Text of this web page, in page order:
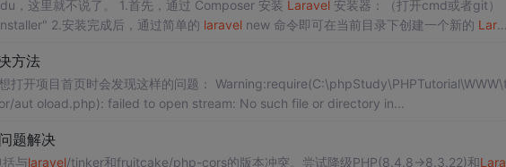
前提，本地得安装Composer，不会安装的baidu，这里就不说了。 1.首先，通过 Composer 安装 Laravel安装器：（打开cmd或者git）
/installer" 2.安装完成后，通过简单的 laravelnew 命令即可在当前目录下创建一个新的 Lara
方法
现这样的问题： Warning:require(C:\phpStudy\PHPTutorial\WWW\t
est\BSbackstage\backstage\public/../vendor/aut oload.php): failed to open stream: No such file or directory in...
题解决
与laravel/tinker和fruitcake/php-cors的版本冲突。尝试降级PHP(8.4.8→8.3.22)和Lara